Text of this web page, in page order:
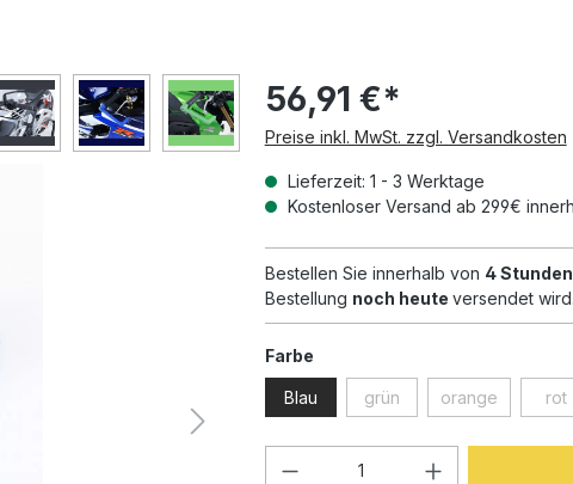
56,91 €*
Preise inkl. MwSt. zzgl. Versandkosten
Lieferzeit: 1 - 3 Werktage
Kostenloser Versand ab 299€
Bestellen Sie innerhalb von 4
Bestellung noch heute versendet wird.
Farbeauswählen
Blau grün(Diese Option ist zurzeit
orange(Diese Option
rot
Produkt Anzahl: Gib